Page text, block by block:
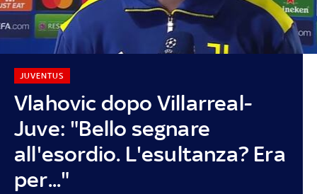
Vlahovic dopo Villarreal-
Juve: "Bello segnare
all'esordio. L'esultanza? Era
per..."
JUVENTUS